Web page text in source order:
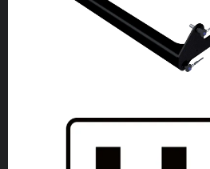
KONTAKT